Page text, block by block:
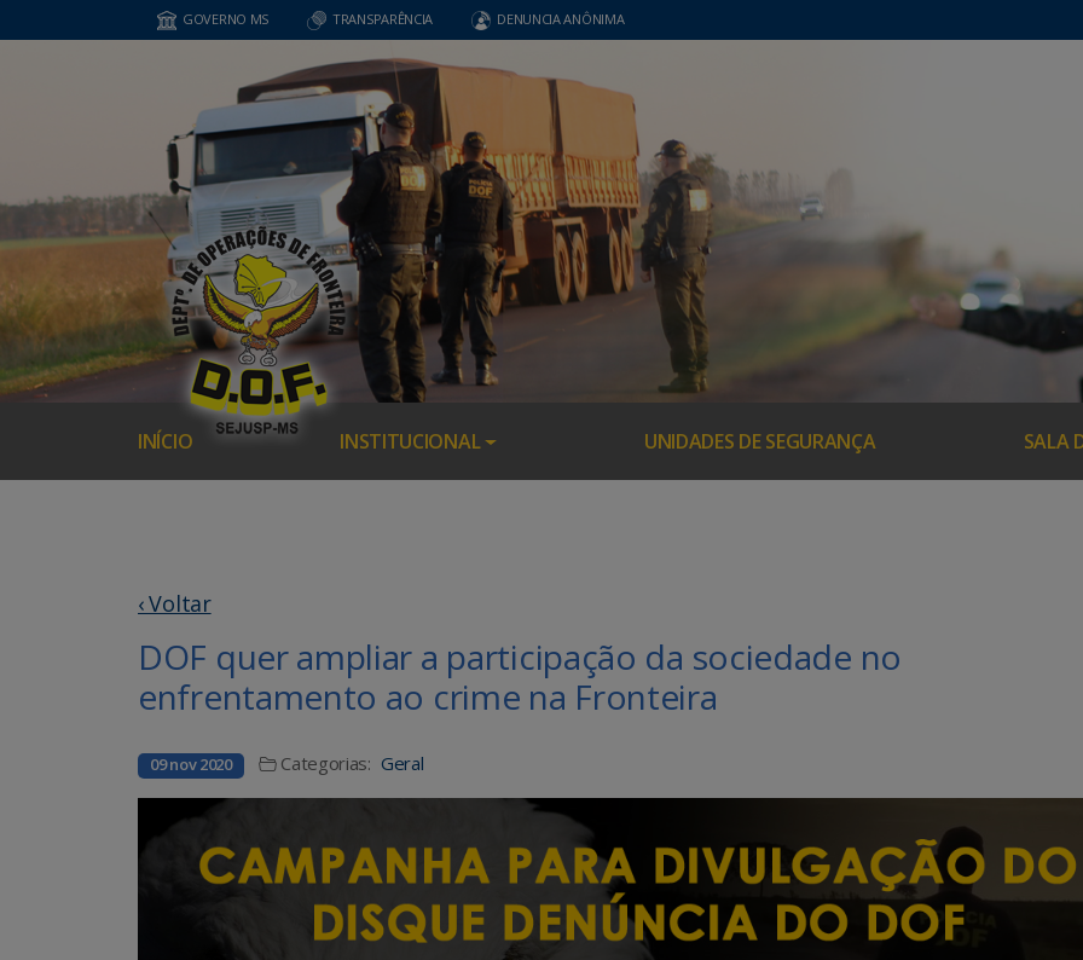
GOVERNO MS TRANSPARÊNCIA DENUNCIA ANÔNIMA
INÍCIO INSTITUCIONAL UNIDADES DE SEGURANÇA SALA
‹ Voltar
DOF quer ampliar a participação da sociedade no
enfrentamento ao crime na Fronteira
09 nov 2020 Categorias: Geral